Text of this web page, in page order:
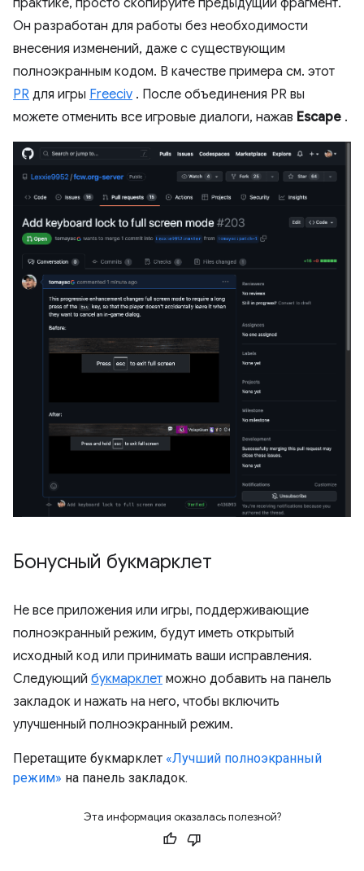
практике, просто скопируйте предыдущий фрагмент.
Он разработан для работы без необходимости
внесения изменений, даже с существующим
полноэкранным кодом. В качестве примера см. этот
PR для игры Freeciv . После объединения PR вы
можете отменить все игровые диалоги, нажав Escape .
Бонусный букмарклет
Не все приложения или игры, поддерживающие
полноэкранный режим, будут иметь открытый
исходный код или принимать ваши исправления.
Следующий букмарклет можно добавить на панель
закладок и нажать на него, чтобы включить
улучшенный полноэкранный режим.
Эта информация оказалась полезной?